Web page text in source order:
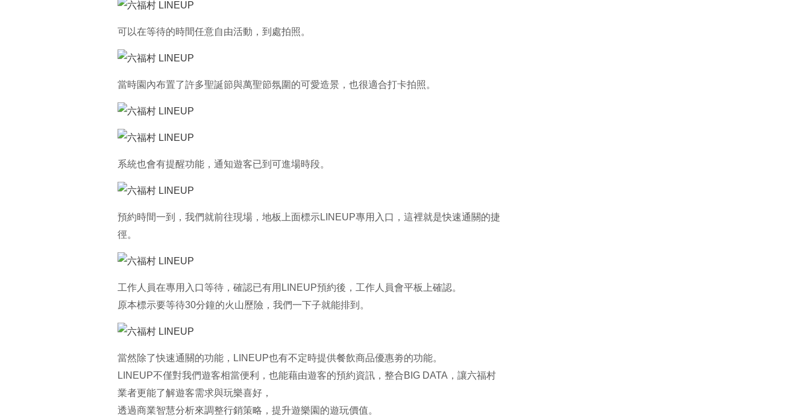
可以在等待的時間任意自由活動，到處拍照。
當時園內布置了許多聖誕節與萬聖節氛圍的可愛造景，也很適合打卡拍照。
系統也會有提醒功能，通知遊客已到可進場時段。
預約時間一到，我們就前往現場，地板上面標示LINEUP專用入口，這裡就是快速通關的捷
徑。
工作人員在專用入口等待，確認已有用LINEUP預約後，工作人員會平板上確認。
原本標示要等待30分鐘的火山歷險，我們一下子就能排到。
當然除了快速通關的功能，LINEUP也有不定時提供餐飲商品優惠劵的功能。
LINEUP不僅對我們遊客相當便利，也能藉由遊客的預約資訊，整合BIG DATA，讓六福村
業者更能了解遊客需求與玩樂喜好，
透過商業智慧分析來調整行銷策略，提升遊樂園的遊玩價值。